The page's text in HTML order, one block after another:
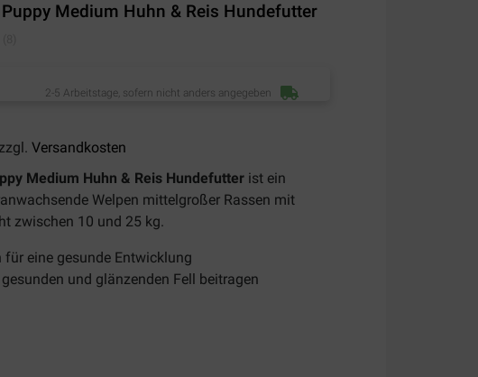
Medium Huhn & Reis Hundefutter
2-5 Arbeitstage, sofern nicht anders angegeben
Versandkosten
Medium Huhn & Reis Hundefutter ist ein
Welpen mittelgroßer Rassen mit
zwischen 10 und 25 kg.
eine gesunde Entwicklung
und glänzenden Fell beitragen